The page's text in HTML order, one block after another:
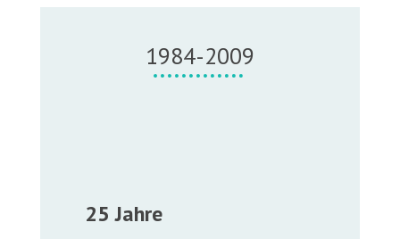
1984-2009
25 Jahre